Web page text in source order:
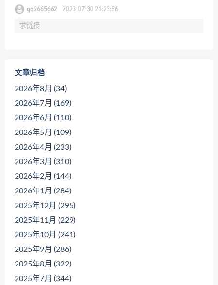
qq2665662 2023-07-30 21:23:56
求链接
文章归档
2026年8月 (34)
2026年7月 (169)
2026年6月 (110)
2026年5月 (109)
2026年4月 (233)
2026年3月 (310)
2026年2月 (144)
2026年1月 (284)
2025年12月 (295)
2025年11月 (229)
2025年10月 (241)
2025年9月 (286)
2025年8月 (322)
2025年7月 (344)